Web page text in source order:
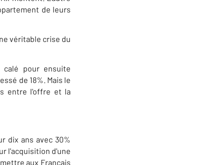
de leurs
véritable crise du
pour ensuite
de 18%. Mais le
entre l'offre et la
dix ans avec 30%
l'acquisition d'une
aux Français